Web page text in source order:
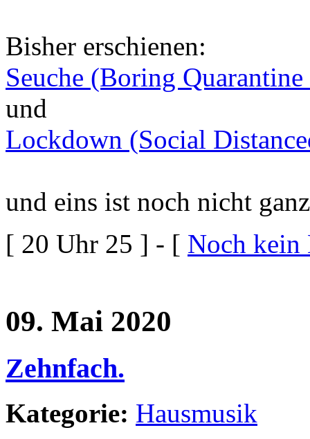
Bisher erschienen:
Seuche (Boring
und
Lockdown (Social
und eins ist noch nicht
[ 20 Uhr 25 ] - [ Noch kein
09. Mai 2020
Zehnfach.
Kategorie: Hausmusik